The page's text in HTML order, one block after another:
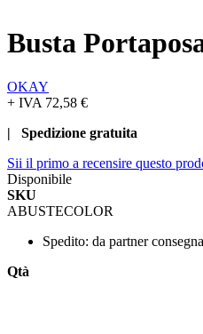
Busta
OKAY
+ IVA 72,58 €
| Spedizione gratuita
Sii il primo a recensire questo
Disponibile
SKU
ABUSTECOLOR
Spedito: da partner
Qtà